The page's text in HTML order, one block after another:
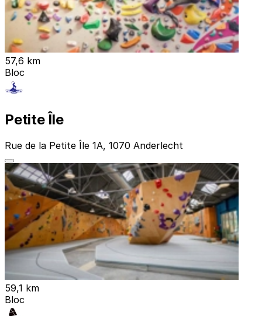
57,6 km
Bloc
Petite Île
Rue de la Petite Île 1A, 1070 Anderlecht
59,1 km
Bloc